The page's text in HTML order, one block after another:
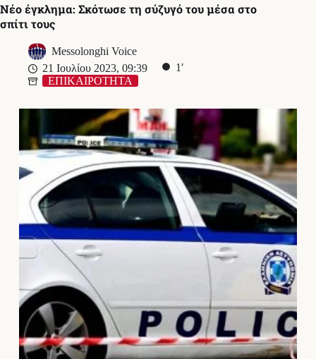
Νέo έγκλημα: Σκότωσε τη σύζυγό του μέσα στο
σπίτι τους
Messolonghi Voice
21 Ιουλίου 2023, 09:39
1′
ΕΠΙΚΑΙΡΟΤΗΤΑ